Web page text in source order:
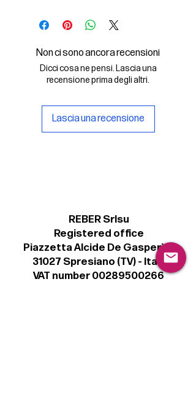
- le immagini descritte in formato
- la licenza d'uso delle grafiche
Il File SVG è compatibile con Adobe,
Cricut Design, Cricut
Procreate e Affinity
Non ci sono ancora recensioni
Dicci cosa ne pensi. Lascia una
recensione prima degli altri.
Lascia una recensione
REBER Srlsu
Registered office
Piazzetta Alcide De Gasperi, 3
31027 Spresiano (TV) - Italy
VAT number 00289500266